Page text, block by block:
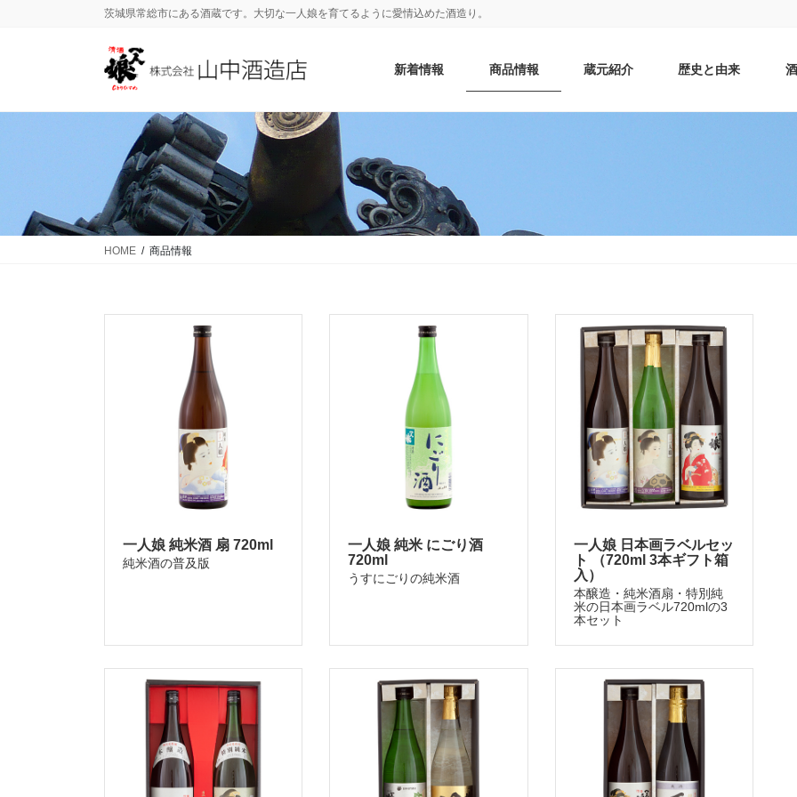
茨城県常総市にある酒蔵です。大切な一人娘を育てるように愛情込めた酒造り。
新着情報 商品情報 蔵元紹介 歴史と由来
HOME 商品情報
一人娘 純米酒 扇 720ml
純米酒の普及版
一人娘 純米 にごり酒
720ml
うすにごりの純米酒
一人娘 日本画ラベルセッ
ト （720ml 3本ギフト箱
入）
本醸造・純米酒扇・特別純
米の日本画ラベル720mlの3
本セット